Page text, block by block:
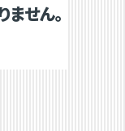
せん。